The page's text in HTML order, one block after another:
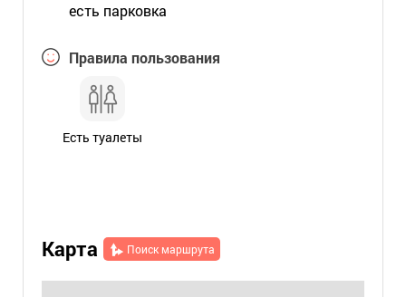
есть парковка
Правила пользования
Есть туалеты
Карта Поиск маршрута